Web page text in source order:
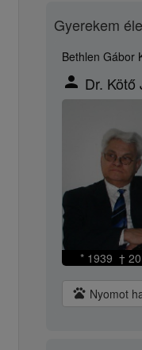
Gyerekem
Bethlen Gábor
person Dr. Kötő
* 1939 †
pets Nyomot